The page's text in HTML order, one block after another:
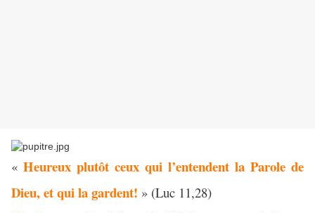
« Heureux plutôt ceux qui l’entendent la Parole de
Dieu, et qui la gardent! » (Luc 11,28)